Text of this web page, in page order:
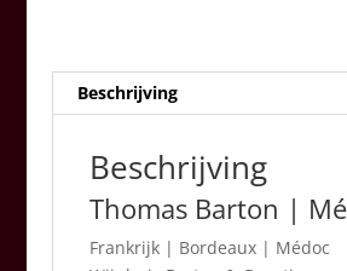
Beschrijving
Beschrijving
Thomas Barton |
Frankrijk| Bordeaux | Médoc